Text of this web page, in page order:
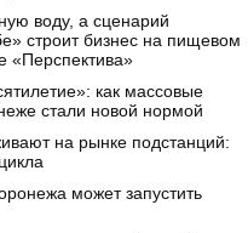
воду, а сценарий
строит бизнес на пищевом
«Перспектива»
как массовые
стали новой нормой
на рынке подстанций:
может запустить